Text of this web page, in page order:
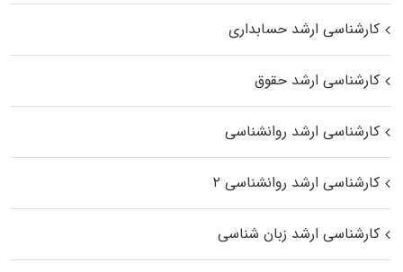
کارشناسی ارشد حسابداری
کارشناسی ارشد حقوق
کارشناسی ارشد روانشناسی
کارشناسی ارشد روانشناسی ۲
کارشناسی ارشد زبان شناسی